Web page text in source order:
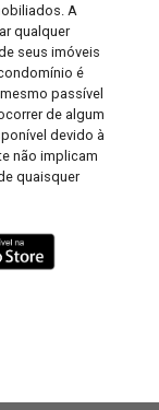
A
qualquer
seus imóveis
é
passível
de algum
devido à
não implicam
quaisquer